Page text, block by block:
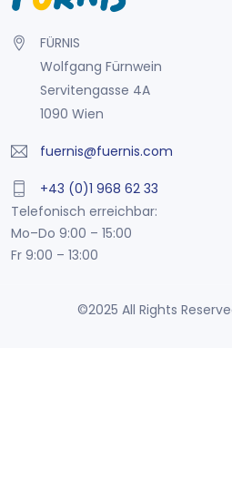
FÜRNIS
Wolfgang Fürnwein
Servitengasse 4A
1090 Wien
fuernis@fuernis.com
+43 (0)1 968 62 33
Telefonisch erreichbar:
Mo–Do 9:00 – 15:00
Fr 9:00 – 13:00
©2025 All Rights